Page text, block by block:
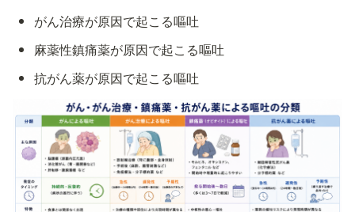
がん治療が原因で起こる嘔吐
麻薬性鎮痛薬が原因で起こる嘔吐
抗がん薬が原因で起こる嘔吐